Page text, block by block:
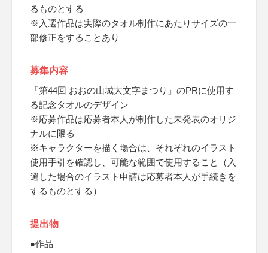
るものとする
※入選作品は実際のタオル制作にあたりサイズの一
部修正をすることあり
募集内容
「第44回 おおの山城大文字まつり」のPRに使用す
る記念タオルのデザイン
※応募作品は応募者本人が制作した未発表のオリジ
ナルに限る
※キャラクターを描く場合は、それぞれのイラスト
使用手引を確認し、可能な範囲で使用すること（入
選した場合のイラスト申請は応募者本人が手続きを
するものとする）
提出物
●作品